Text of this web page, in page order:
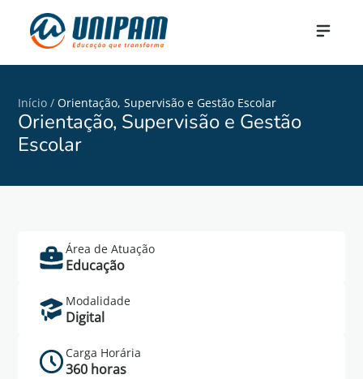
Início / Orientação, Supervisão e Gestão Escolar
Orientação, Supervisão e Gestão
Escolar
Área de Atuação
Educação
Modalidade
Digital
Carga Horária
360 horas
informações do curso de Orientação,